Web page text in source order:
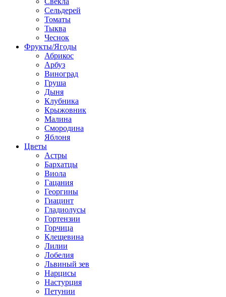
Сельдерей
Томаты
Тыква
Чеснок
Фрукты/Ягоды
Абрикос
Арбуз
Виноград
Груша
Дыня
Клубника
Крыжовник
Малина
Смородина
Яблоня
Цветы
Астры
Бархатцы
Виола
Гацания
Георгины
Гиацинт
Гладиолусы
Гортензии
Горчица
Клещевина
Лилии
Лобелия
Львиный зев
Нарцисы
Настурция
Петунии